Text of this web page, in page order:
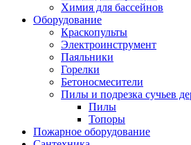
Химия для бассейнов
Оборудование
Краскопульты
Электроинструмент
Паяльники
Горелки
Бетоносмесители
Пилы и подрезка сучьев
Пилы
Топоры
Пожарное оборудование